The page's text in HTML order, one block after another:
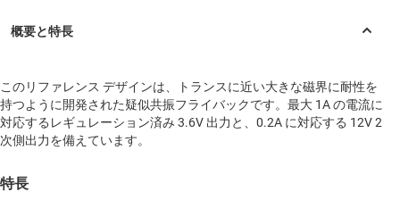
このリファレンス デザインは、トランスに近い大きな磁界に耐性を
持つように開発された疑似共振フライバックです。最大 1A の電流に
対応するレギュレーション済み 3.6V 出力と、0.2A に対応する 12V 2
次側出力を備えています。
特長